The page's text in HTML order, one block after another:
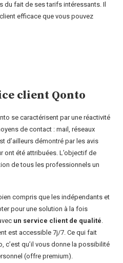
du fait de ses tarifs intéressants. Il
efficace que vous pouvez
client Qonto
se caractérisent par une réactivité
de contact : mail, réseaux
d’ailleurs démontré par les avis
ont été attribuées. L’objectif de
de tous les professionnels un
compris que les indépendants et
pour une solution à la fois
un service client de qualité.
est accessible 7j/7. Ce qui fait
c’est qu’il vous donne la possibilité
(offre premium).